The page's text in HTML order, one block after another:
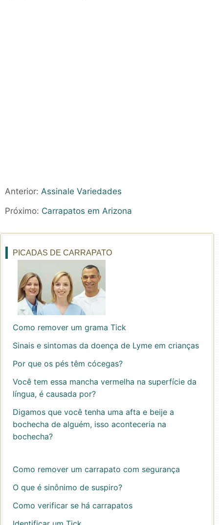
Anterior: Assinale Variedades
Próximo: Carrapatos em Arizona
PICADAS DE CARRAPATO
Como remover um grama Tick
Sinais e sintomas da doença de Lyme em crianças
Por que os pés têm cócegas?
Você tem essa mancha vermelha na superfície da
língua, é causada por?
Digamos que você tenha uma afta e beije a
bochecha de alguém, isso aconteceria na
bochecha?
Como remover um carrapato com segurança
O que é sinônimo de suspiro?
Como verificar se há carrapatos